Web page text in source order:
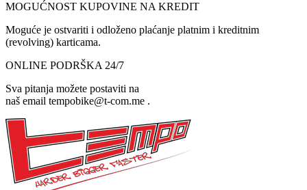
MOGUĆNOST KUPOVINE NA KREDIT
Moguće je ostvariti i odloženo plaćanje platnim i kreditnim
(revolving) karticama.
ONLINE PODRŠKA 24/7
Sva pitanja možete postaviti na
naš email tempobike@t-com.me .